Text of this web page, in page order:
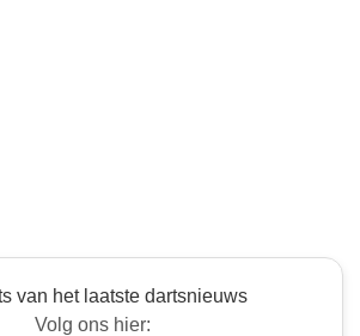
van het laatste dartsnieuws
Volg ons hier: